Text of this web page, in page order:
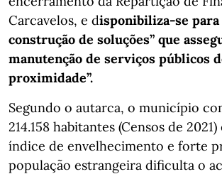
Carcavelos, e disponibiliza-se para
construção de soluções” que
manutenção de serviços públicos
proximidade”.
Segundo o autarca, o município
214.158 habitantes (Censos de
índice de envelhecimento e forte
população estrangeira dificulta o